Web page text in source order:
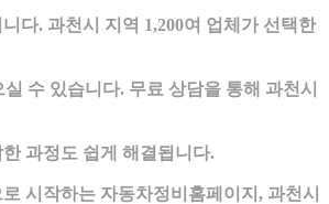
다. 과천시 지역 1,200여 업체가 선택한
수 있습니다. 무료 상담을 통해 과천시
과정도 쉽게 해결됩니다.
시작하는 자동차정비홈페이지, 과천시